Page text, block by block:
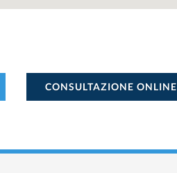
CONSULTAZIONE ONLINE